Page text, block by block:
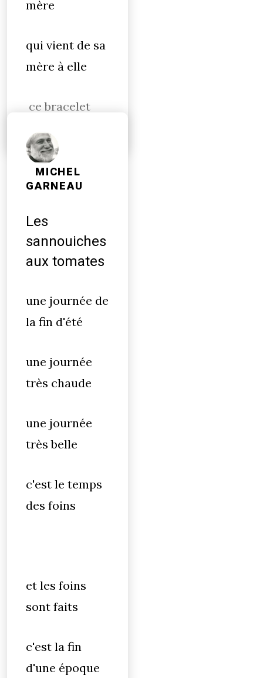
mère
qui vient de sa
mère à elle
ce bracelet
MICHEL
GARNEAU
Les
sannouiches
aux tomates
une journée de
la fin d'été
une journée
très chaude
une journée
très belle
c'est le temps
des foins
et les foins
sont faits
c'est la fin
d'une époque